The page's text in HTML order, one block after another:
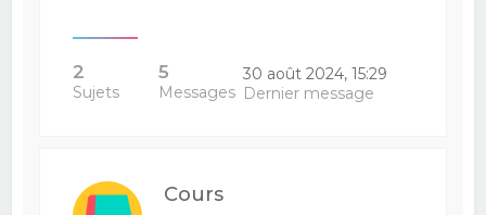
2
Sujets
5
Messages
30 août 2024, 15:29
Dernier message
Cours